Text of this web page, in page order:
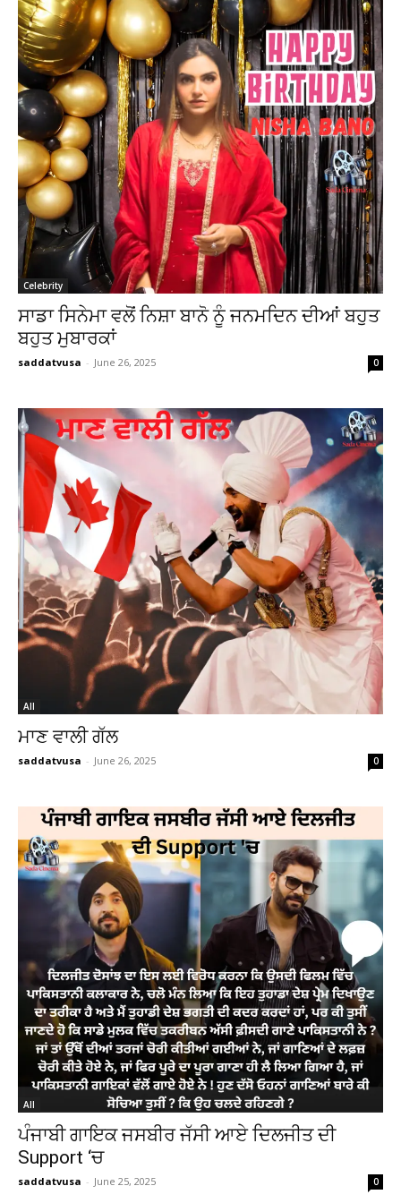
Celebrity
ਸਾਡਾ ਸਿਨੇਮਾ ਵਲੋਂ ਨਿਸ਼ਾ ਬਾਨੋ ਨੂੰ ਜਨਮਦਿਨ ਦੀਆਂ ਬਹੁਤ
ਬਹੁਤ ਮੁਬਾਰਕਾਂ
saddatvusa - June 26, 2025 0
All
ਮਾਣ ਵਾਲੀ ਗੱਲ
saddatvusa - June 26, 2025 0
All
ਪੰਜਾਬੀ ਗਾਇਕ ਜਸਬੀਰ ਜੱਸੀ ਆਏ ਦਿਲਜੀਤ ਦੀ
Support ‘ਚ
saddatvusa - June 25, 2025 0